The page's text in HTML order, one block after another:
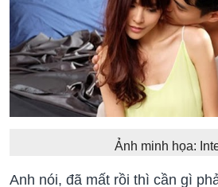
Ảnh minh họa:
Anh nói, đã mất rồi thì cần gì